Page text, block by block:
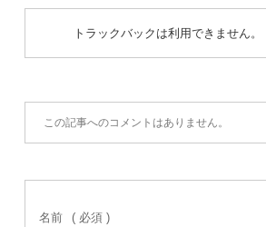
トラックバックは利用できません。
この記事へのコメントはありません。
名前 ( 必須 )